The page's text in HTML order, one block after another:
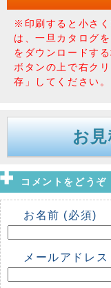
※印刷すると小さ
は、一旦カタログ
をダウンロードす
ボタンの上で右ク
存」してください。
お
コメントをどうぞ
お名前 (必須)
メールアドレ